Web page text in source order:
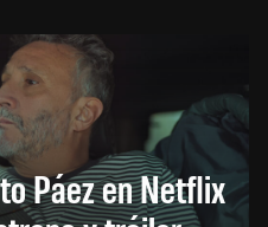
Páez en Netflix